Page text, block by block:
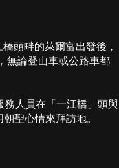
頭畔的萊爾富出發後，
無論登山車或公路車都
務人員在「一江橋」頭與
聖心情來拜訪地。